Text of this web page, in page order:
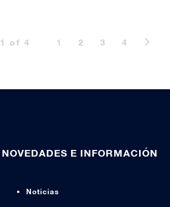
of 4 1 2 3 4
NOVEDADES E INFORMACIÓN
Noticias